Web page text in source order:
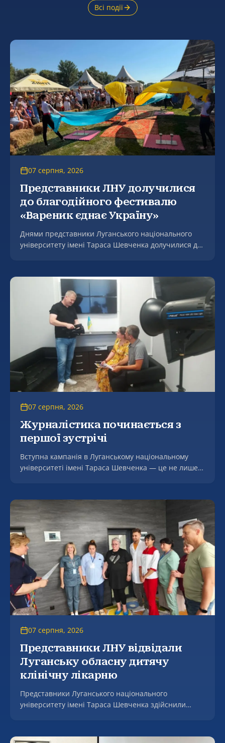
Всі події
07 серпня, 2026
Представники ЛНУ долучилися
до благодійного фестивалю
«Вареник єднає Україну»
Днями представники Луганського національного
університету імені Тараса Шевченка долучилися до
щедрого столу» на підтримку Збройних Сил України
– фестивалю «Вареник єднає Україну», який відбувся
в селі Мгар на мальовничому березі річки Сула.
07 серпня, 2026
Журналістика починається з
першої зустрічі
Вступна кампанія в Луганському національному
університеті імені Тараса Шевченка — це не лише
можливостями навчання.
07 серпня, 2026
Представники ЛНУ відвідали
Луганську обласну дитячу
клінічну лікарню
Представники Луганського національного
університету імені Тараса Шевченка здійснили
обласна дитяча клінічна лікарня», де зустрілися з